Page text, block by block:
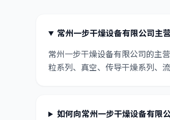
常州一步干燥设备有限公司主
常州一步干燥设备有限公司的主
粒系列、真空、传导干燥系列、
如何向常州一步干燥设备有限